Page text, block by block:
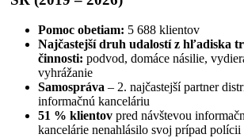
Pomoc obetiam: 5 688 klientov
Najčastejší druh udalostí z hľadiska
činnosti: podvod, domáce násilie,
vyhrážanie
Samospráva – 2. najčastejší partner
informačnú kanceláriu
51 % klientov pred návštevou
kancelárie nenahlásilo svoj prípad polícii